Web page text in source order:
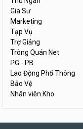
Gia Sư
Marketing
Tạp Vụ
Trợ Giảng
Trông Quán Net
PG - PB
Lao Động Phổ Thông
Bảo Vệ
Nhân viên Kho